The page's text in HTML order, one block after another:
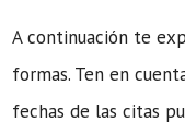
A continuación te
formas. Ten en
fechas de las citas